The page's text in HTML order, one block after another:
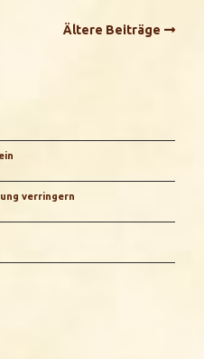
Ältere Beiträge
verringern